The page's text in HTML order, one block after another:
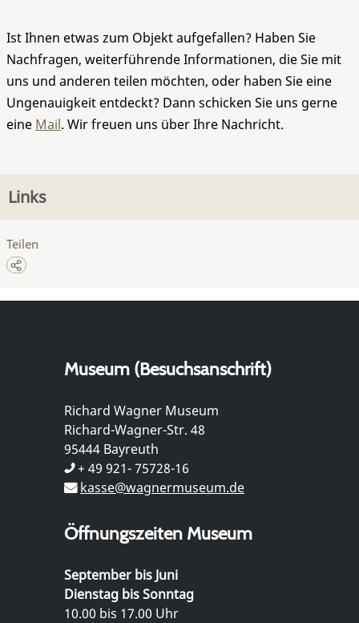
Ist Ihnen etwas zum Objekt aufgefallen? Haben Sie
Nachfragen, weiterführende Informationen, die Sie mit
uns und anderen teilen möchten, oder haben Sie eine
Ungenauigkeit entdeckt? Dann schicken Sie uns gerne
eine Mail. Wir freuen uns über Ihre Nachricht.
Links
Teilen
Museum (Besuchsanschrift)
Richard Wagner Museum
Richard-Wagner-Str. 48
95444 Bayreuth
+ 49 921- 75728-16
kasse@wagnermuseum.de
Öffnungszeiten Museum
September bis Juni
Dienstag bis Sonntag
10.00 bis 17.00 Uhr